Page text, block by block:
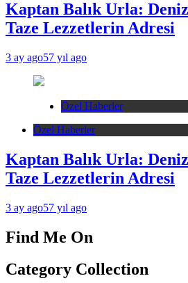
Kaptan Balık Urla:
Taze Lezzetlerin Adresi
3 ay ago57 yıl ago
Özel Haberler
Özel Haberler
Kaptan Balık Urla:
Taze Lezzetlerin Adresi
3 ay ago57 yıl ago
Find Me On
Category Collection